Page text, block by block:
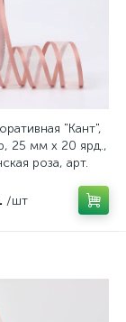
"Кант",
25 мм х 20 ярд.,
роза, арт.
/шт